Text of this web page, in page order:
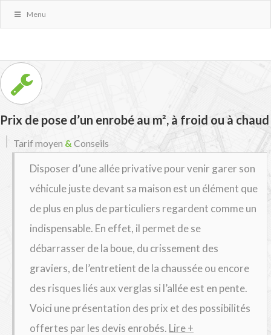
Prix de pose d’un enrobé au m², à froid ou à chaud
Tarif moyen & Conseils
Disposer d’une allée privative pour venir garer son
véhicule juste devant sa maison est un élément que
de plus en plus de particuliers regardent comme un
indispensable. En effet, il permet de se
débarrasser de la boue, du crissement des
graviers, de l’entretient de la chaussée ou encore
des risques liés aux verglas si l’allée est en pente.
Voici une présentation des prix et des possibilités
offertes par les devis enrobés. Lire +
Menu